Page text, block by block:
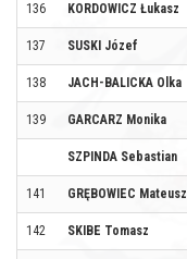
136 KORDOWICZ Łukasz
137 SUSKI Józef
138 JACH-BALICKA Olka
139 GARCARZ Monika
SZPINDA Sebastian
141 GRĘBOWIEC Mateusz
142 SKIBE Tomasz